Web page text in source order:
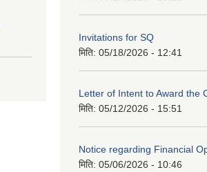
Invitations for SQ
मिति: 05/18/2026 - 12:41
Letter of Intent to Award the
मिति: 05/12/2026 - 15:51
Notice regarding Financial
मिति: 05/06/2026 - 10:46